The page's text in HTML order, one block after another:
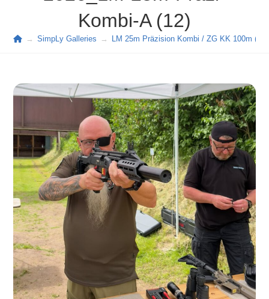
Kombi-A (12)
→ SimpLy Galleries → LM 25m Präzision Kombi / ZG KK 100m